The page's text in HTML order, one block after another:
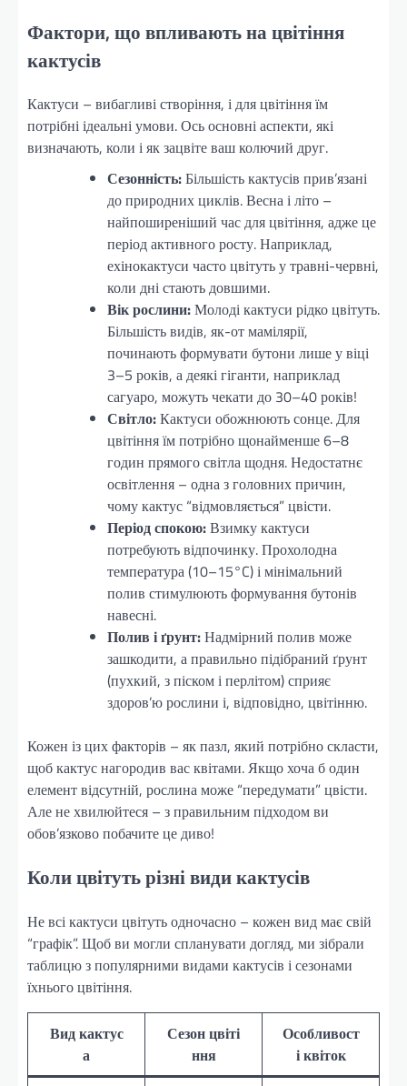
Фактори, що впливають на цвітіння
кактусів
Кактуси – вибагливі створіння, і для цвітіння їм
потрібні ідеальні умови. Ось основні аспекти, які
визначають, коли і як зацвіте ваш колючий друг.
Сезонність:Більшість кактусів прив’язані
до природних циклів. Весна і літо –
найпоширеніший час для цвітіння, адже це
період активного росту. Наприклад,
ехінокактуси часто цвітуть у травні-червні,
коли дні стають довшими.
Вік рослини:Молоді кактуси рідко цвітуть.
Більшість видів, як-от мамілярії,
починають формувати бутони лише у віці
3–5 років, а деякі гіганти, наприклад
сагуаро, можуть чекати до 30–40 років!
Світло:Кактуси обожнюють сонце. Для
цвітіння їм потрібно щонайменше 6–8
годин прямого світла щодня. Недостатнє
освітлення – одна з головних причин,
чому кактус “відмовляється” цвісти.
Період спокою:Взимку кактуси
потребують відпочинку. Прохолодна
температура (10–15°C) і мінімальний
полив стимулюють формування бутонів
навесні.
Полив і ґрунт:Надмірний полив може
зашкодити, а правильно підібраний ґрунт
(пухкий, з піском і перлітом) сприяє
здоров’ю рослини і, відповідно, цвітінню.
Кожен із цих факторів – як пазл, який потрібно скласти,
щоб кактус нагородив вас квітами. Якщо хоча б один
елемент відсутній, рослина може “передумати” цвісти.
Але не хвилюйтеся – з правильним підходом ви
обов’язково побачите це диво!
Коли цвітуть різні види кактусів
Не всі кактуси цвітуть одночасно – кожен вид має свій
“графік”. Щоб ви могли спланувати догляд, ми зібрали
таблицю з популярними видами кактусів і сезонами
їхнього цвітіння.
Вид кактус
а
Сезон цвіті
ння
Особливост
і квіток